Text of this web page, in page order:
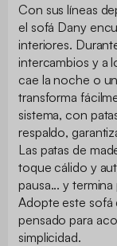
Con sus líneas
el sofá Dany
interiores.
intercambios y a
cae la noche o
transforma
sistema, con
respaldo,
Las patas de
toque cálido y
pausa... y
Adopte este sofá
pensado para
simplicidad.